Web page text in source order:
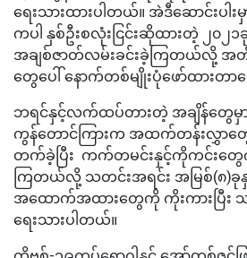
ရေးသားထားပါတယ်။ အဲဒီဆောင်းပါး
ကပါ နှစ်ဦးစလုံးငြင်းဆိုထားတဲ့ ၂၀၂
အချစ်ဇာတ်လမ်းခင်းခဲ့ကြတယ်လို့ အ
တွေပေါ် နောက်တစ်မျိုးပုံဖော်ထားတာ
ဘရင်နှင့်လက်ထပ်တားတဲ့ အချိန်တွေမှ
ကွန်တောင်ကြားက အထက်တန်းလွှာ
တက်ခဲ့ပြီး ကက်တမင်းနှင့်ကိုကင်းတွေကို
ကြတယ်လို့ သတင်းအရင်း အမြစ်(၈)ခု
အထောက်အထားတွေကို ကိုးကားပြီး
ရေးသားပါတယ်။